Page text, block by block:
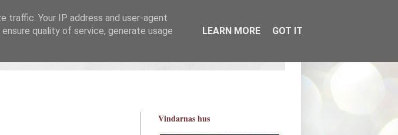
Vindarnas hus
traffic. Your IP address and user-agent
quality of service, generate usage
LEARN MORE GOT IT